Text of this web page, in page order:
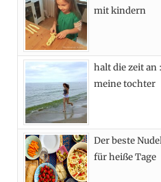
mit kindern
halt die zeit an
meine tochter
Der beste
für heiße Tage